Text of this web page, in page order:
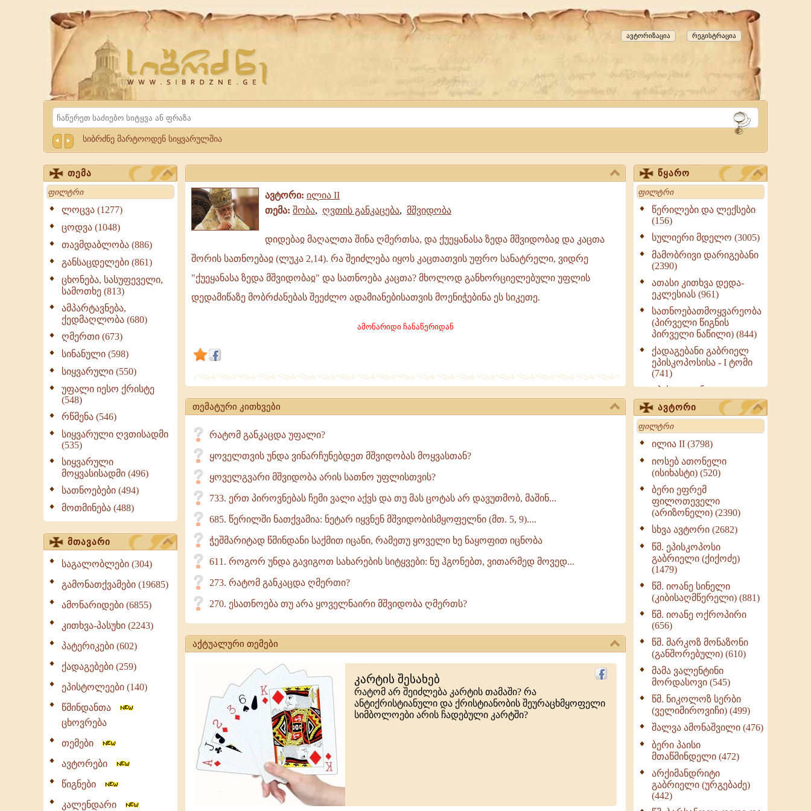
Website
Sibrdzne.ge
რეგისტრაცია
ავტორიზაცია
Search
სიბრძნე მარტოოდენ სიყვარულშია
თემა
Search
ლოცვა (1277)
ცოდვა (1048)
თავმდაბლობა (886)
განსაცდელები (861)
ცხონება, სასუფეველი,
სამოთხე (813)
ამპარტავნება,
ქედმაღლობა (680)
ღმერთი (673)
სინანული (598)
სიყვარული (550)
უფალი იესო ქრისტე
(548)
რწმენა (546)
სიყვარული ღვთისადმი
(535)
სიყვარული
მოყვასისადმი (496)
სათნოებები (494)
მოთმინება (488)
მთავარი
საგალობლები (304)
გამონათქვამები (19685)
ამონარიდები (6855)
კითხვა-პასუხი (2243)
პატერიკები (602)
ქადაგებები (259)
ეპისტოლეები (140)
წმინდანთა
ცხოვრება
თემები
ავტორები
წიგნები
კალენდარი
ავტორი: ილია II
თემა: შობა, ღვთის განკაცება, მშვიდობა
მაღალთა
შინა
ღმერთსა,
მშვიდობაჲ
კაცთა
შორის
სათნოებაჲ
(ლუკა
2,14).
რა
დიდებაჲ მაღალთა შინა ღმერთსა, და ქუეყანასა ზედა მშვიდობაჲ და კაცთა
შორის სათნოებაჲ (ლუკა 2,14). რა შეიძლება იყოს კაცთათვის უფრო სანატრელი, ვიდრე
"ქუეყანასა ზედა მშვიდობაჲ" და სათნოება კაცთა? მხოლოდ განხორციელებული უფლის
დედამიწაზე მობრძანებას შეეძლო ადამიანებისათვის მოენიჭებინა ეს სიკეთე.
ამონარიდი ჩანაწერიდან
თემატური კითხვები
რატომ განკაცდა უფალი?
ყოველთვის უნდა ვინარჩუნებდეთ მშვიდობას მოყვასთან?
ყოველგვარი მშვიდობა არის სათნო უფლისთვის?
733. ერთ პიროვნებას ჩემი ვალი აქვს და თუ მას ცოტას არ დავუთმობ, მაშინ...
685. წერილში ნათქვამია: ნეტარ იყვნენ მშვიდობისმყოფელნი (მთ. 5, 9)....
ჭეშმარიტად წმინდანი საქმით იცანი, რამეთუ ყოველი ხე ნაყოფით იცნობა
611. როგორ უნდა გავიგოთ სახარების სიტყვები: ნუ ჰგონებთ, ვითარმედ მოვედ...
273. რატომ განკაცდა ღმერთი?
270. ესათნოება თუ არა ყოველნაირი მშვიდობა ღმერთს?
აქტუალური თემები
კარტის შესახებ
რატომ არ შეიძლება კარტის თამაში? რა
ანტიქრისტიანული და ქრისტიანობის შეურაცხმყოფელი
სიმბოლოები არის ჩადებული კარტში?
წყარო
Search
წერილები და ლექსები
(156)
სულიერი მდელო (3005)
მამობრივი დარიგებანი
(2390)
ათასი კითხვა დედა-
ეკლესიას (961)
სათნოებათმოყვარეობა
(პირველი წიგნის
პირველი ნაწილი) (844)
ქადაგებანი გაბრიელ
ეპისკოპოსისა - I ტომი
(741)
ეპისტოლენი,
ქადაგებანი, სიტყვანი
(ნაწილი III) (723)
მოძღვრის ძალზე
სასარგებლო რჩევები
მრევლისათვის (545)
Wisdomge (514)
ქადაგებანი გაბრიელ
ეპისკოპოსისა - II ტომი
(370)
სულიერი ცხოვრების
სახელმძღვანელო -
ნაწილი II (369)
ღმერთი და ადამიანები
(287)
ბერის დიადემა (278)
მონაზვნური
გამოცდილების
ოთხი ასეული თავი
სიყვარულის შესახებ
(259)
ავტორი
Search
ილია II (3798)
იოსებ ათონელი
(ისიხასტი) (520)
ბერი ეფრემ
ფილოთეველი
(არიზონელი) (2390)
სხვა ავტორი (2682)
წმ. ეპისკოპოსი
გაბრიელი (ქიქოძე)
(1479)
წმ. იოანე სინელი
(კიბისაღმწერელი) (881)
წმ. იოანე ოქროპირი
(656)
წმ. მარკოზ მონაზონი
(განშორებული) (610)
მამა ვალენტინი
მორდასოვი (545)
წმ. ნიკოლოზ სერბი
(ველიმიროვიჩი) (499)
შალვა ამონაშვილი (476)
ბერი პაისი
მთაწმინდელი (472)
არქიმანდრიტი
გაბრიელი (ურგებაძე)
(442)